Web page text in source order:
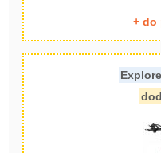
+ do